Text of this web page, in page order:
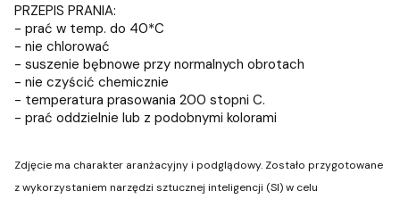
PRZEPIS PRANIA:
- prać w temp. do 40*C
- nie chlorować
- suszenie bębnowe przy normalnych obrotach
- nie czyścić chemicznie
- temperatura prasowania 200 stopni C.
- prać oddzielnie lub z podobnymi kolorami
Zdjęcie ma charakter aranżacyjny i podglądowy. Zostało przygotowane
z wykorzystaniem narzędzi sztucznej inteligencji (SI) w celu